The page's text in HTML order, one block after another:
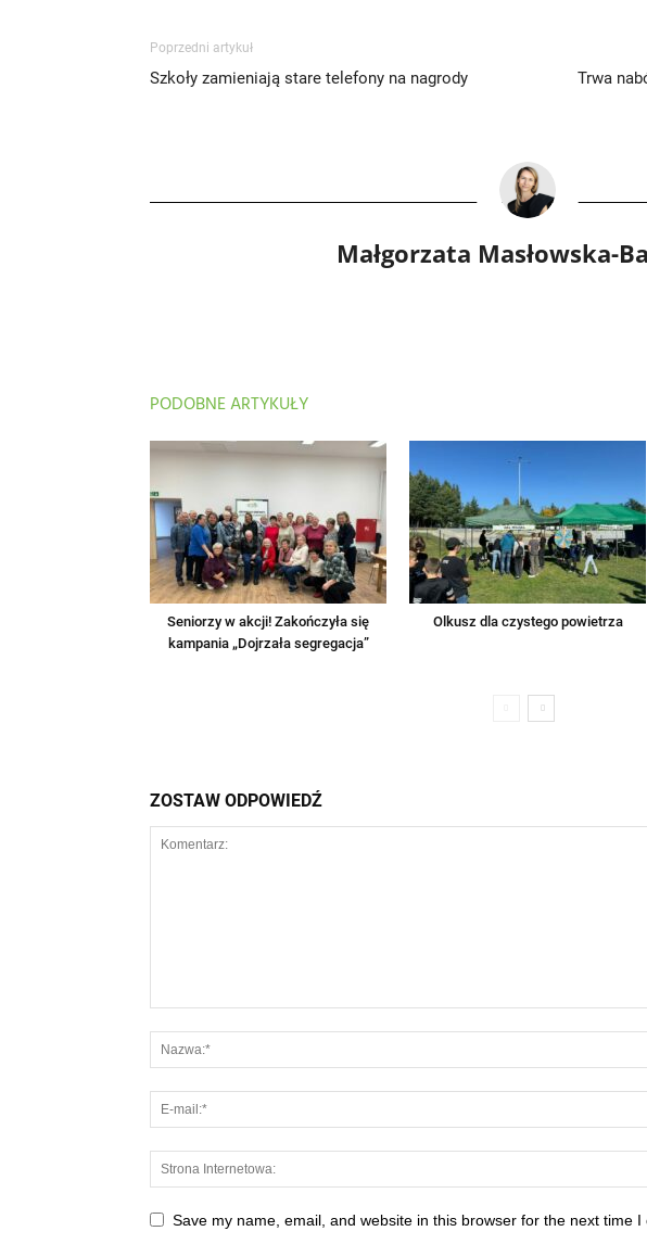
Poprzedni artykuł
Szkoły zamieniają stare telefony na nagrody Trwa
Małgorzata Masłowska-
PODOBNE ARTYKUŁY
Seniorzy w akcji! Zakończyła się
kampania „Dojrzała segregacja”
Olkusz dla czystego powietrza
ZOSTAW ODPOWIEDŹ
Save my name, email, and website in this browser for the next time I